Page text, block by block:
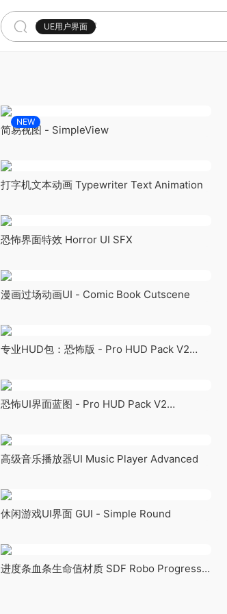
UE用户界面
简易视图 - SimpleView
NEW
打字机文本动画 Typewriter Text Animation
恐怖界面特效 Horror UI SFX
漫画过场动画UI - Comic Book Cutscene
专业HUD包：恐怖版 - Pro HUD Pack V2
恐怖UI界面蓝图 - Pro HUD Pack V2
高级音乐播放器UI Music Player Advanced
休闲游戏UI界面 GUI - Simple Round
进度条血条生命值材质 SDF Robo Progress